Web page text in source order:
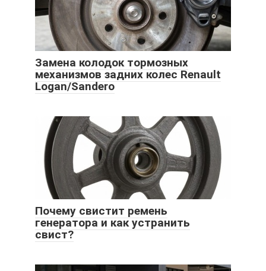
Замена колодок тормозных
механизмов задних колес Renault
Logan/Sandero
Почему свистит ремень
генератора и как устранить
свист?